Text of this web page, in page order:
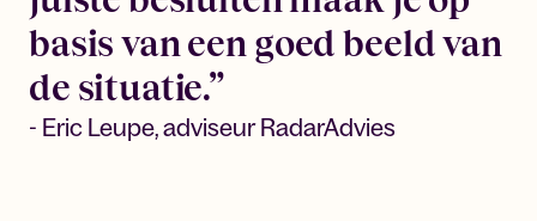
basis van een goed beeld van
de situatie.”
- Eric Leupe, adviseur RadarAdvies